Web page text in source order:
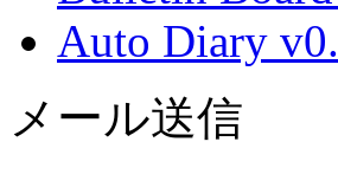
Auto Diary
メール送信